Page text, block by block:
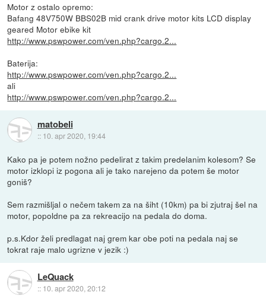
Motor z ostalo opremo:
Bafang 48V750W BBS02B mid crank drive motor kits LCD display
geared Motor ebike kit
http://www.pswpower.com/ven.php?cargo.2...
Baterija:
http://www.pswpower.com/ven.php?cargo.2...
ali
http://www.pswpower.com/ven.php?cargo.2...
matobeli
:: 10. apr 2020, 19:44
Kako pa je potem nožno pedelirat z takim predelanim kolesom? Se
motor izklopi iz pogona ali je tako narejeno da potem še motor
goniš?
Sem razmišljal o nečem takem za na šiht (10km) pa bi zjutraj šel na
motor, popoldne pa za rekreacijo na pedala do doma.
p.s.Kdor želi predlagat naj grem kar obe poti na pedala naj se
tokrat raje malo ugrizne v jezik :)
LeQuack
:: 10. apr 2020, 20:12